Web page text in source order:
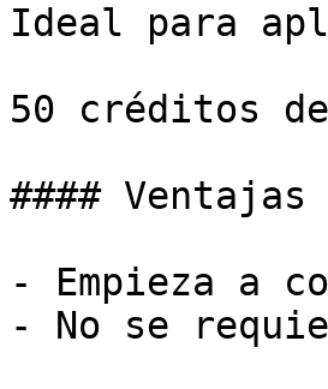
Ideal para
50 créditos
#### Ventajas
- Empieza a
- No se